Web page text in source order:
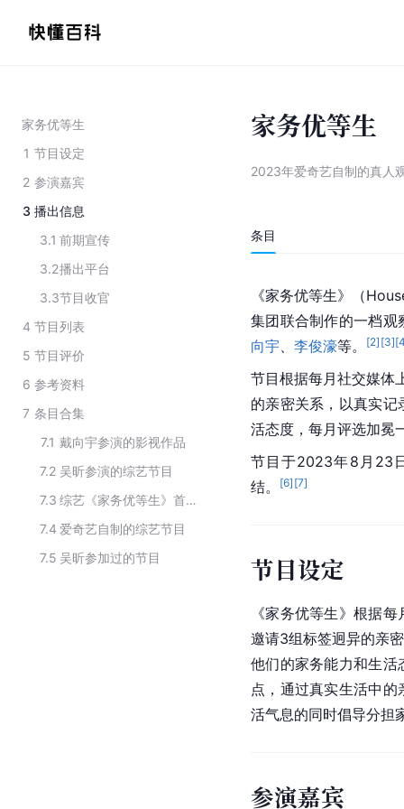
家务优等生
1 节目设定
2 参演嘉宾
3 播出信息
3.1 前期宣传
3.2播出平台
3.3节目收官
4 节目列表
5 节目评价
6 参考资料
7 条目合集
7.1 戴向宇参演的影视作品
7.2 吴昕参演的综艺节目
7.3
综艺《家务优等生》首轮嘉宾阵容
7.4 爱奇艺自制的综艺节目
7.5 吴昕参加过的节目
家务优等生
2023年爱奇艺自制的真人
条目
《家务优等生》（
集团联合制作的一档
向宇
李俊濠等。 [2] [3][
节目根据每月社交媒体
的亲密关系，以真实
活态度，每月评选加冕
节目于2023年8月23
结。
[6] [7]
节目设定
《家务优等生》根据
邀请3组标签迥异的亲
他们的家务能力和生活
点，通过真实生活中
活气息的同时倡导分担
参演嘉宾